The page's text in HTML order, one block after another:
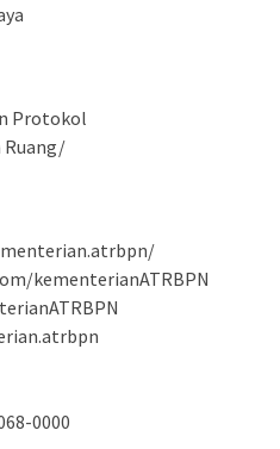
Protokol
Ruang/
kementerianATRBPN
0000